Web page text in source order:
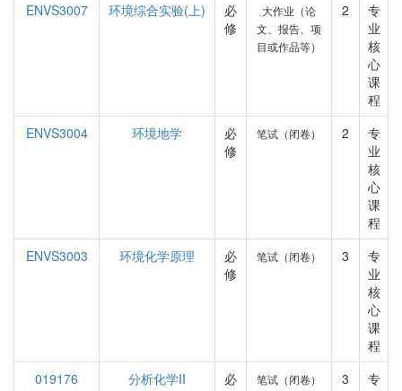
ENVS3007
环境综合实验(上)
必
修
大作业（论
文、报告、项
目或作品等）
2
专
业
核
心
课
程
ENVS3004
环境地学
必
修
笔试（闭卷） 2
专
业
核
心
课
程
ENVS3003
环境化学原理
必
修
笔试（闭卷） 3
专
业
核
心
课
程
019176
分析化学II
必
笔试（闭卷） 3
专